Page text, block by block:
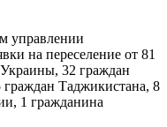
управлении
на переселение от 81
32 граждан
Таджикистана, 8
1 гражданина